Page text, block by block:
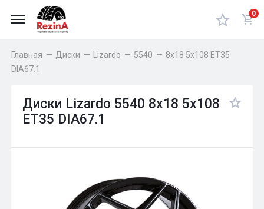
0
Главная — Диски — Lizardo — 5540 — 8x18 5x108 ET35
DIA67.1
Диски Lizardo 5540 8x18 5x108
ET35 DIA67.1